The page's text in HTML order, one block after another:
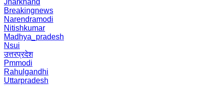
Jharkhand
Breakingnews
Narendramodi
Nitishkumar
Madhya_pradesh
Nsui
उत्तरप्रदेश
Pmmodi
Rahulgandhi
Uttarpradesh